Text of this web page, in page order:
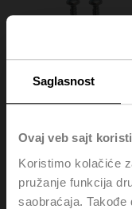
Saglasnost
Ovaj veb sajt
Koristimo kolačiće
pružanje funkcija
saobraćaja.
Z-